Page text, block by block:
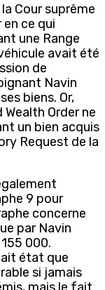
Cour suprême
ce qui
une Range
avait été
de
Navin
biens. Or,
Order ne
un bien acquis
Request de la
9 pour
concerne
par Navin
000.
état que
si jamais